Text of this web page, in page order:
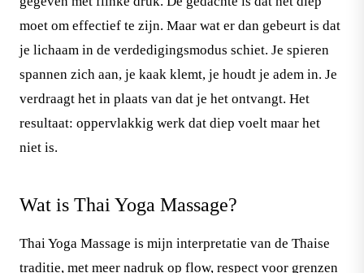
moet om effectief te zijn. Maar wat er dan gebeurt is dat
je lichaam in de verdedigingsmodus schiet. Je spieren
spannen zich aan, je kaak klemt, je houdt je adem in. Je
verdraagt het in plaats van dat je het ontvangt. Het
resultaat: oppervlakkig werk dat diep voelt maar het
niet is.
Wat is Thai Yoga Massage?
Thai Yoga Massage is mijn interpretatie van de Thaise
traditie, met meer nadruk op flow, respect voor grenzen